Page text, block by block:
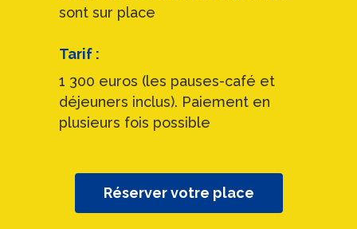
sont sur place
Tarif :
1 300 euros (les pauses-café et
déjeuners inclus). Paiement en
plusieurs fois possible
Réserver votre place